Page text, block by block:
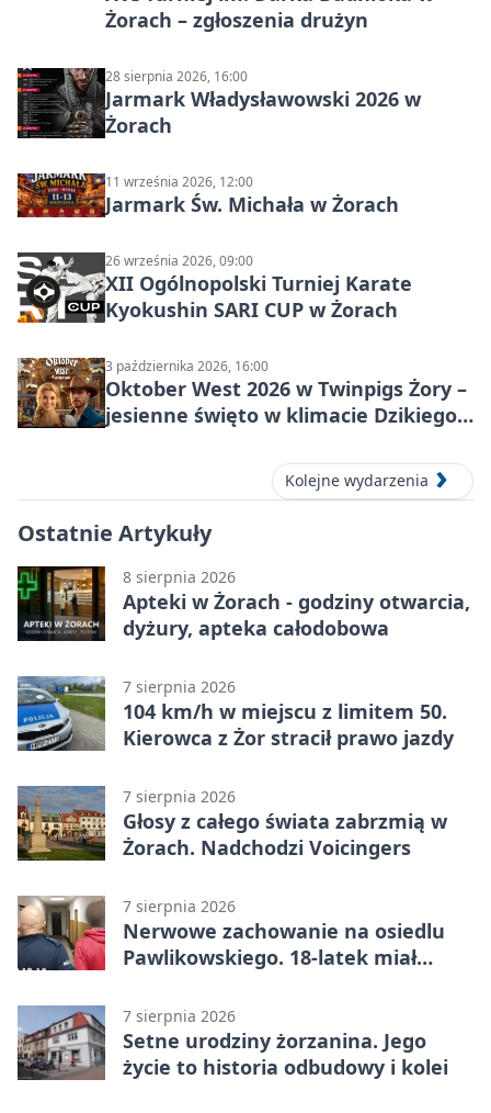
Żorach – zgłoszenia drużyn
28 sierpnia 2026, 16:00
Jarmark Władysławowski 2026 w
Żorach
11 września 2026, 12:00
Jarmark Św. Michała w Żorach
26 września 2026, 09:00
XII Ogólnopolski Turniej Karate
Kyokushin SARI CUP w Żorach
3 października 2026, 16:00
Oktober West 2026 w Twinpigs Żory –
jesienne święto w klimacie Dzikiego
Kolejne wydarzenia
Ostatnie Artykuły
8 sierpnia 2026
Apteki w Żorach - godziny otwarcia,
dyżury, apteka całodobowa
7 sierpnia 2026
104 km/h w miejscu z limitem 50.
Kierowca z Żor stracił prawo jazdy
7 sierpnia 2026
Głosy z całego świata zabrzmią w
Żorach. Nadchodzi Voicingers
7 sierpnia 2026
Nerwowe zachowanie na osiedlu
Pawlikowskiego. 18-latek miał
7 sierpnia 2026
Setne urodziny żorzanina. Jego
życie to historia odbudowy i kolei